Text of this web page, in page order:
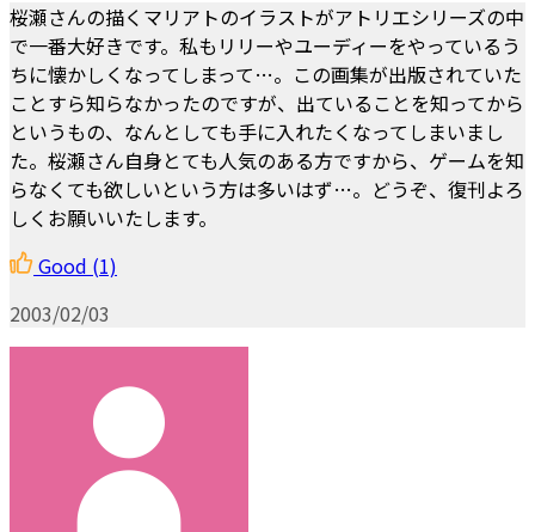
桜瀬さんの描くマリアトのイラストがアトリエシリーズの中
で一番大好きです。私もリリーやユーディーをやっているう
ちに懐かしくなってしまって…。この画集が出版されていた
ことすら知らなかったのですが、出ていることを知ってから
というもの、なんとしても手に入れたくなってしまいまし
た。桜瀬さん自身とても人気のある方ですから、ゲームを知
らなくても欲しいという方は多いはず…。どうぞ、復刊よろ
しくお願いいたします。
Good (1)
2003/02/03